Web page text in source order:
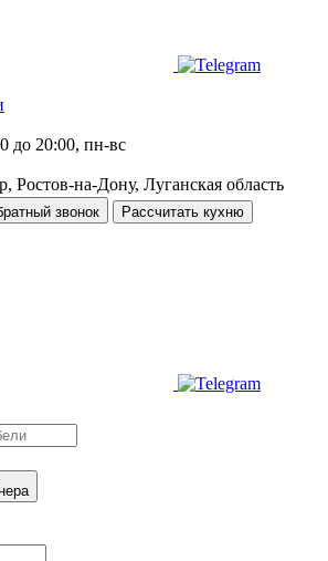
до 20:00, пн-вс
Ростов-на-Дону, Луганская область
звонок Рассчитать кухню